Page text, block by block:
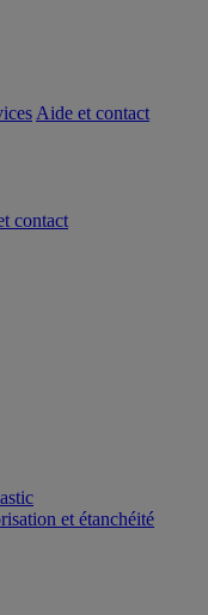
Aide et contact
contact
et étanchéité